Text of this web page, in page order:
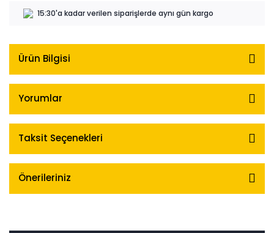
15:30'a kadar verilen siparişlerde aynı gün kargo
Ürün Bilgisi
Yorumlar
Taksit Seçenekleri
Önerileriniz